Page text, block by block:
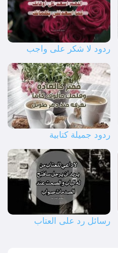
ردود لا شكر على واجب
ردود جميلة كتابية
رسائل رد على العتاب